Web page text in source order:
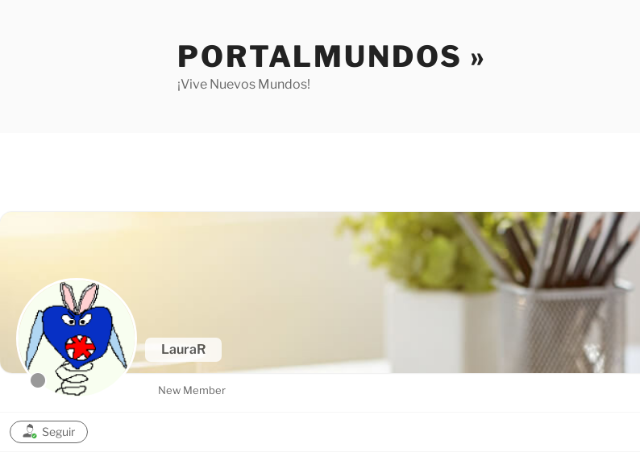
PORTALMUNDOS »
¡Vive Nuevos Mundos!
LauraR
New Member
Seguir